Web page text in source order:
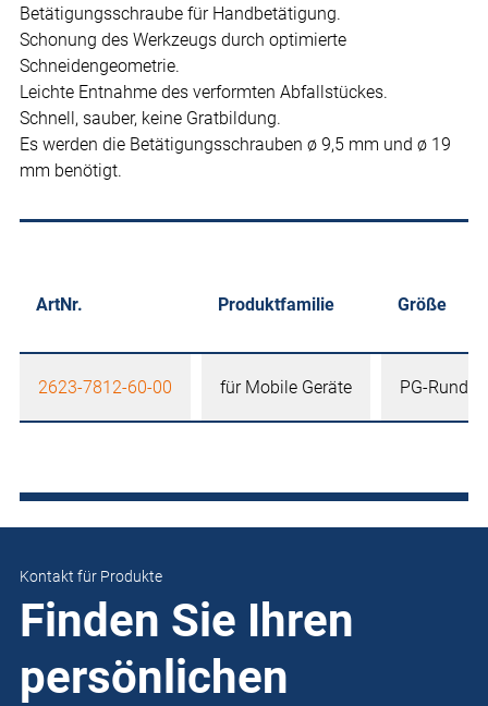
Betätigungsschraube für Handbetätigung.
Schonung des Werkzeugs durch optimierte
Schneidengeometrie.
Leichte Entnahme des verformten Abfallstückes.
Schnell, sauber, keine Gratbildung.
Es werden die Betätigungsschrauben ø 9,5 mm und ø 19
mm benötigt.
ArtNr. Produktfamilie Größe
2623-7812-60-00 für Mobile Geräte PG-
Kontakt für Produkte
Finden Sie Ihren
persönlichen